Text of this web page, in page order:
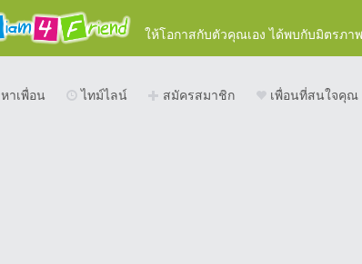
ให้โอกาสกับตัวคุณเอง ได้พบกับมิตรภา
หาเพื่อน ไทม์ไลน์ สมัครสมาชิก เพื่อนที่สนใจคุณ